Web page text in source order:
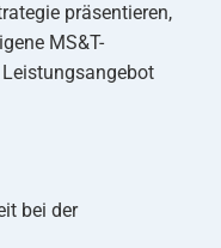
präsentieren,
MS&T-
bei der